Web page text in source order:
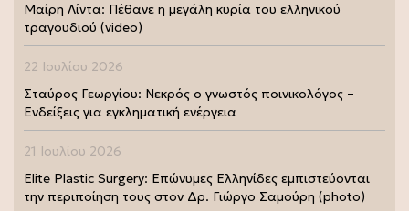
Μαίρη Λίντα: Πέθανε η μεγάλη κυρία του ελληνικού
τραγουδιού (video)
22 Ιουλίου 2026
Σταύρος Γεωργίου: Νεκρός ο γνωστός ποινικολόγος –
Ενδείξεις για εγκληματική ενέργεια
21 Ιουλίου 2026
Elite Plastic Surgery: Επώνυμες Ελληνίδες εμπιστεύονται
την περιποίηση τους στον Δρ. Γιώργο Σαμούρη (photo)